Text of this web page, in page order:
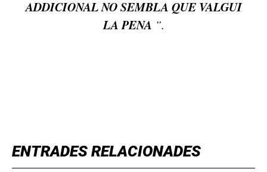
ENTRADES RELACIONADES
ADDICIONAL NO SEMBLA QUE VALGUI
LA PENA ”.